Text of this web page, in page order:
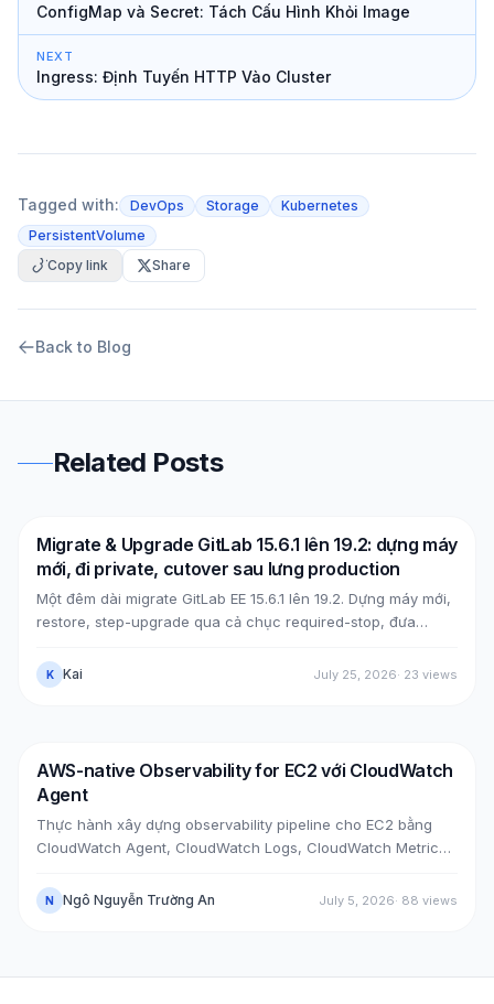
ConfigMap và Secret: Tách Cấu Hình Khỏi Image
NEXT
Ingress: Định Tuyến HTTP Vào Cluster
Tagged with: DevOps Storage
Kubernetes
PersistentVolume
Copy link
Share
Back to Blog
Related Posts
DevOps AWS
Migrate & Upgrade GitLab 15.6.1 lên 19.2: dựng máy
mới, đi private, cutover sau lưng production
Một đêm dài migrate GitLab EE 15.6.1 lên 19.2. Dựng máy mới,
restore, step-upgrade qua cả chục required-stop, đưa
PrivateLink + Transit Gateway), rồi cutover bằng split-
horizon DNS, tất cả mà không đụng máy cũ. Kèm các case
K Kai July 25, 2026· 23 views
DevOps AWS
AWS-native Observability for EC2 với CloudWatch
Agent
Thực hành xây dựng observability pipeline cho EC2 bằng
CloudWatch Agent, CloudWatch Logs, CloudWatch Metrics,
agent trên EC2 đã có sẵn và bootstrap agent ngay khi
launch EC2 mới.
N Ngô Nguyễn Trường An July 5, 2026· 88 views